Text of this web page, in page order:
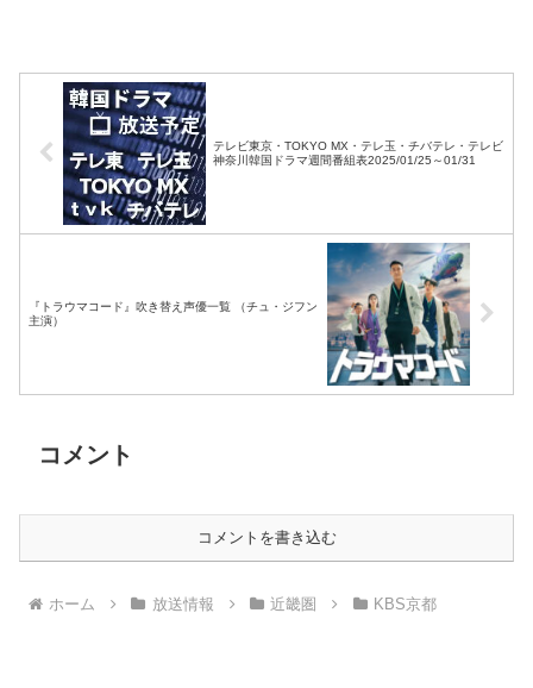
テレビ東京・TOKYO MX・テレ玉・チバテレ・テレビ
神奈川韓国ドラマ週間番組表2025/01/25～01/31
『トラウマコード』吹き替え声優一覧 （チュ・ジフン
主演）
コメント
コメントを書き込む
ホーム 放送情報 近畿圏 KBS京都